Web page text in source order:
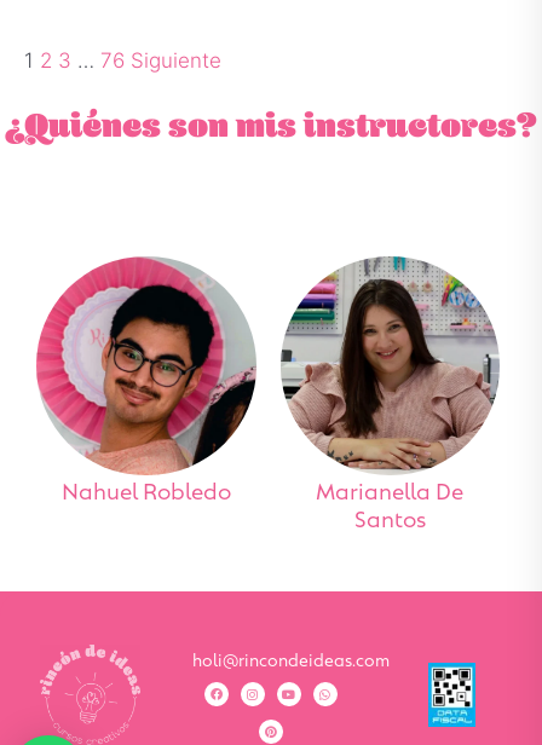
1 2 3 … 76 Siguiente
¿Quiénes son mis instructores?
Nahuel Robledo
Marianella De
Santos
holi@rincondeideas.com